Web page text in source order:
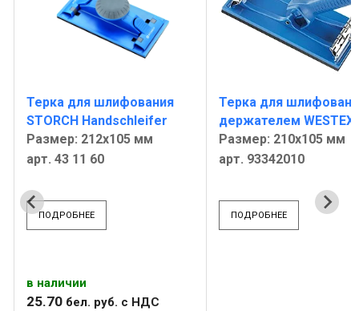
Терка для шлифования
STORCH Handschleifer
Размер: 212x105 мм
арт. 43 11 60
ПОДРОБНЕЕ
в наличии
25.70 бел. руб. с НДС
Терка для
держателем WESTEX
Размер: 210x105 мм
арт. 93342010
ПОДРОБНЕЕ